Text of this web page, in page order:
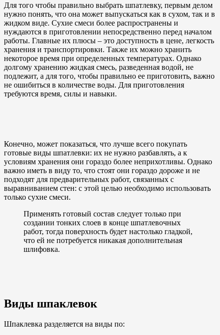
Для того чтобы правильно выбрать шпатлевку, первым делом
нужно понять, что она может выпускаться как в сухом, так и в
жидком виде. Сухие смеси более распространены и
нуждаются в приготовлении непосредственно перед началом
работы. Главные их плюсы – это доступность в цене, легкость
хранения и транспортировки. Также их можно хранить
некоторое время при определенных температурах. Однако
долгому хранению жидкая смесь, разведенная водой, не
подлежит, а для того, чтобы правильно ее приготовить, важно
не ошибиться в количестве воды. Для приготовления
требуются время, силы и навыки.
Конечно, может показаться, что лучше всего покупать
готовые виды шпатлевки: их не нужно разбавлять, а к
условиям хранения они гораздо более неприхотливы. Однако
важно иметь в виду то, что стоят они гораздо дороже и не
подходят для предварительных работ, связанных с
выравниванием стен: с этой целью необходимо использовать
только сухие смеси.
Применять готовый состав следует только при
создании тонких слоев в конце шпатлевочных
работ, тогда поверхность будет настолько гладкой,
что ей не потребуется никакая дополнительная
шлифовка.
Виды шпаклевок
Шпаклевка разделяется на виды по: